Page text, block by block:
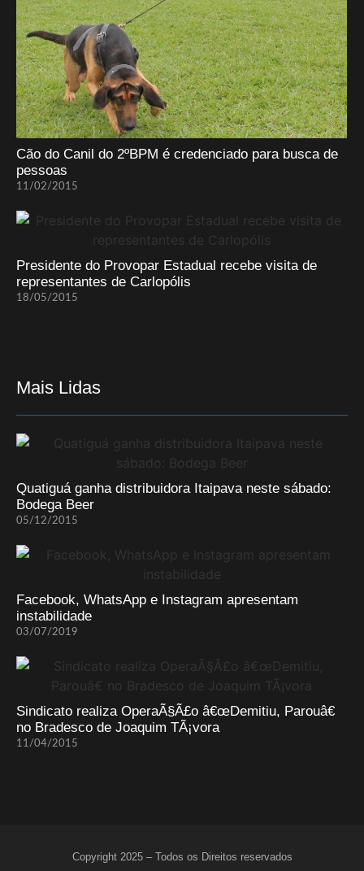
Cão do Canil do 2ºBPM é credenciado para busca de
pessoas
11/02/2015
Presidente do Provopar Estadual recebe visita de
representantes de Carlopólis
18/05/2015
Mais Lidas
Quatiguá ganha distribuidora Itaipava neste sábado:
Bodega Beer
05/12/2015
Facebook, WhatsApp e Instagram apresentam
instabilidade
03/07/2019
Sindicato realiza OperaÃ§Ã£o â€œDemitiu, Parouâ€
no Bradesco de Joaquim TÃ¡vora
11/04/2015
Copyright 2025 – Todos os Direitos reservados